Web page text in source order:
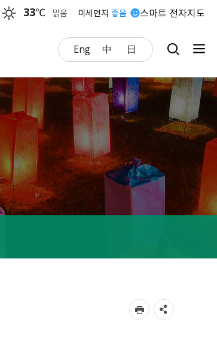
스마트 전자지도
33℃ 맑음 미세먼지 좋음
Eng 中 日